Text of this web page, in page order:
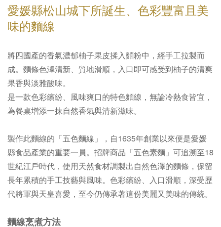
愛媛縣松山城下所誕生、色彩豐富且美
味的麵線
將四國產的香氣濃郁柚子果皮揉入麵粉中，經手工拉製而
成。麵條色澤清新、質地滑順，入口即可感受到柚子的清爽
果香與淡雅酸味。
是一款色彩繽紛、風味爽口的特色麵線，無論冷熱食皆宜，
為餐桌增添一抹自然香氣與清新滋味。
製作此麵線的「五色麵線」，自1635年創業以來便是愛媛
縣食品產業的重要一員。招牌商品「五色素麵」可追溯至18
世紀江戶時代，使用天然食材調製出自然色澤的麵條，保留
長年累積的手工技藝與風味。色彩繽紛、入口滑順，深受歷
代將軍與天皇喜愛，至今仍傳承著這份美麗又美味的傳統。
麵線烹煮方法